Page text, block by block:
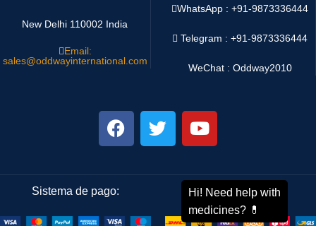
New Delhi 110002 India
Email:
sales@oddwayinternational.com
WhatsApp :+91-9873336444
Telegram : +91-9873336444
WeChat : Oddway2010
Sistema de pago: Sistema de envío: